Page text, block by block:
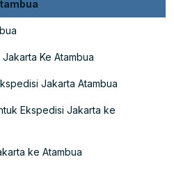
Ke Atambua
Jakarta Atambua
Ekspedisi Jakarta ke
ke Atambua